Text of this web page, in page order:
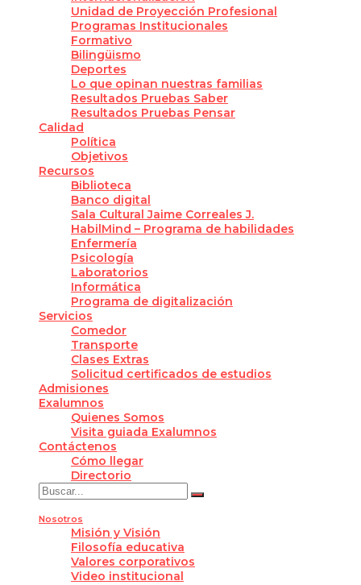
Unidad de Proyección Profesional
Programas Institucionales
Formativo
Bilingüismo
Deportes
Lo que opinan nuestras familias
Resultados Pruebas Saber
Resultados Pruebas Pensar
Calidad
Política
Objetivos
Recursos
Biblioteca
Banco digital
Sala Cultural Jaime Correales J.
HabilMind – Programa de habilidades
Enfermería
Psicología
Laboratorios
Informática
Programa de digitalización
Servicios
Comedor
Transporte
Clases Extras
Solicitud certificados de estudios
Admisiones
Exalumnos
Quienes Somos
Visita guiada Exalumnos
Contáctenos
Cómo llegar
Directorio
Nosotros
Misión y Visión
Filosofía educativa
Valores corporativos
Video institucional